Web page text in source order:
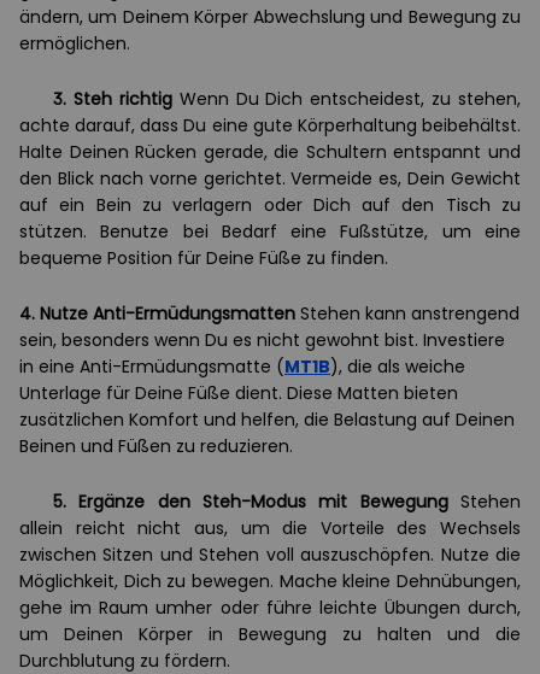
ändern, um Deinem Körper Abwechslung und Bewegung zu
ermöglichen.
3. Steh richtig Wenn Du Dich entscheidest, zu stehen,
achte darauf, dass Du eine gute Körperhaltung beibehältst.
Halte Deinen Rücken gerade, die Schultern entspannt und
den Blick nach vorne gerichtet. Vermeide es, Dein Gewicht
auf ein Bein zu verlagern oder Dich auf den Tisch zu
stützen. Benutze bei Bedarf eine Fußstütze, um eine
bequeme Position für Deine Füße zu finden.
4. Nutze Anti-Ermüdungsmatten Stehen kann anstrengend
sein, besonders wenn Du es nicht gewohnt bist. Investiere
in eine Anti-Ermüdungsmatte (MT1B), die als weiche
Unterlage für Deine Füße dient. Diese Matten bieten
zusätzlichen Komfort und helfen, die Belastung auf Deinen
Beinen und Füßen zu reduzieren.
5. Ergänze den Steh-Modus mit Bewegung Stehen
allein reicht nicht aus, um die Vorteile des Wechsels
zwischen Sitzen und Stehen voll auszuschöpfen. Nutze die
Möglichkeit, Dich zu bewegen. Mache kleine Dehnübungen,
gehe im Raum umher oder führe leichte Übungen durch,
um Deinen Körper in Bewegung zu halten und die
Durchblutung zu fördern.